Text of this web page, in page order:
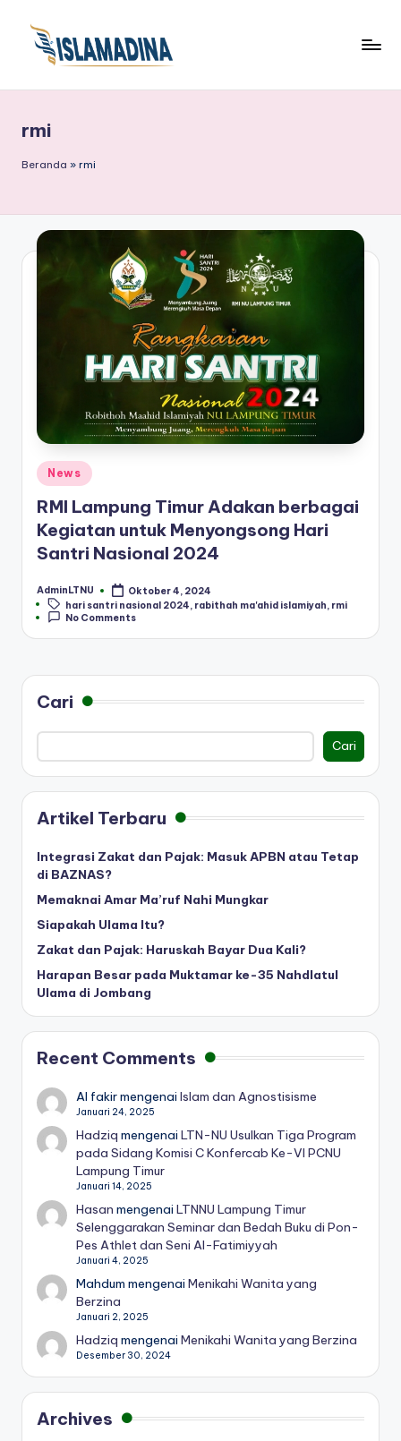
rmi
Beranda » rmi
Posted
in
News
RMI Lampung Timur Adakan berbagai
Kegiatan untuk Menyongsong Hari
Santri Nasional 2024
Posted
by
AdminLTNU
Oktober 4, 2024
Tags:hari santri nasional 2024 rabithah ma'ahid islamiyah rmi
No Comments
Cari
Cari
Artikel Terbaru
Integrasi Zakat dan Pajak: Masuk APBN atau Tetap
di BAZNAS?
Memaknai Amar Ma’ruf Nahi Mungkar
Siapakah Ulama Itu?
Zakat dan Pajak: Haruskah Bayar Dua Kali?
Harapan Besar pada Muktamar ke-35 Nahdlatul
Ulama di Jombang
Recent Comments
Al fakirmengenaiIslam dan Agnostisisme
Januari 24, 2025
Hadziq mengenaiLTN-NU Usulkan Tiga Program
pada Sidang Komisi C Konfercab Ke-VI PCNU
Lampung Timur
Januari 14, 2025
Hasan mengenaiLTNNU Lampung Timur
Selenggarakan Seminar dan Bedah Buku di Pon-
Pes Athlet dan Seni Al-Fatimiyyah
Januari 4, 2025
Mahdum mengenaiMenikahi Wanita yang
Berzina
Januari 2, 2025
Hadziq mengenaiMenikahi Wanita yang Berzina
Desember 30, 2024
Archives